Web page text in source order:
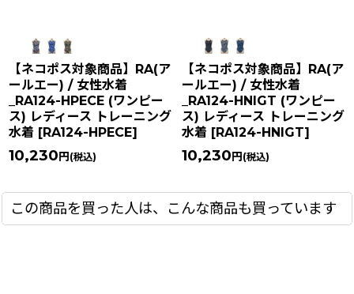
【ネコポス対象商品】RA(ア
ールエー) / 女性水着
_RA124-HPECE (ワンピー
ス) レディース トレーニング
水着 [RA124-HPECE]
10,230円(税込)
【ネコポス対象商品】RA(ア
ールエー) / 女性水着
_RA124-HNIGT (ワンピー
ス) レディース トレーニング
水着 [RA124-HNIGT]
10,230円(税込)
この商品を買った人は、こんな商品も買っています